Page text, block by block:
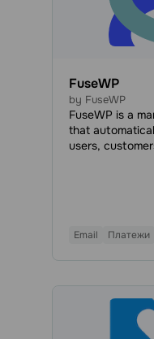
FuseWP
by FuseWP
FuseWP is a
that
users,
Email Платежи